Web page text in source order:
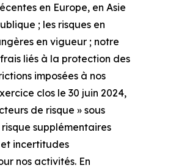
en Europe, en Asie
; les risques en
en vigueur ; notre
liés à la protection des
imposées à nos
clos le 30 juin 2024,
de risque » sous
supplémentaires
incertitudes
nos activités. En